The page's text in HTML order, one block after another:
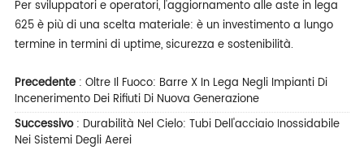
Per sviluppatori e operatori, l'aggiornamento alle aste in lega
625 è più di una scelta materiale: è un investimento a lungo
termine in termini di uptime, sicurezza e sostenibilità.
Precedente: Oltre Il Fuoco: Barre X In Lega Negli Impianti Di
Incenerimento Dei Rifiuti Di Nuova Generazione
Successivo: Durabilità Nel Cielo: Tubi Dell'acciaio Inossidabile
Nei Sistemi Degli Aerei